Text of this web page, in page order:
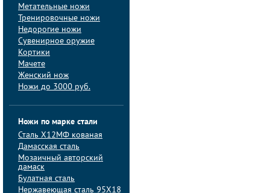
Метательные ножи
Тренировочные ножи
Недорогие ножи
Сувенирное оружие
Кортики
Мачете
Женский нож
Ножи до 3000 руб.
Ножи по марке стали
Сталь Х12МФ кованая
Дамасская сталь
Мозаичный авторский
дамаск
Булатная сталь
Нержавеющая сталь 95Х18